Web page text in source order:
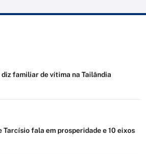
familiar de vítima na Tailândia
Tarcísio fala em prosperidade e 10 eixos